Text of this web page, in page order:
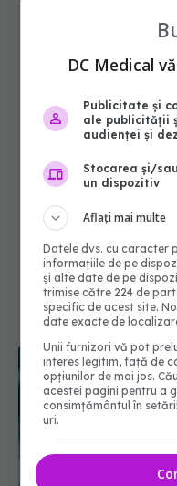
DC Medical
Publicitate și
ale publicității
audienței și
Stocarea și/
un dispozitiv
Aflați mai multe
Datele dvs. cu caracter
informațiile de pe
și alte date de pe
trimise către 224 de
specific de acest site.
date exacte de
Unii furnizori vă pot
interes legitim, față de
opțiunilor de mai jos.
acestei pagini pentru a
consimțământul în
uri.